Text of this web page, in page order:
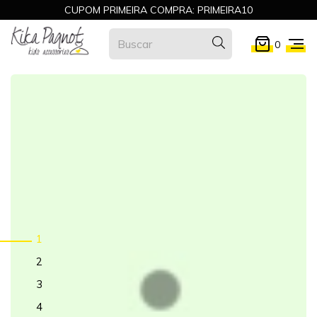
CUPOM PRIMEIRA COMPRA: PRIMEIRA10
0
1
2
3
4